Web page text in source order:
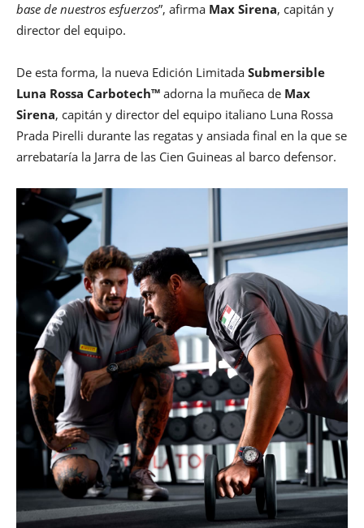
base de nuestros esfuerzos”, afirma Max Sirena, capitán y
director del equipo.
De esta forma, la nueva Edición Limitada Submersible
Luna Rossa Carbotech™ adorna la muñeca de Max
Sirena, capitán y director del equipo italiano Luna Rossa
Prada Pirelli durante las regatas y ansiada final en la que se
arrebataría la Jarra de las Cien Guineas al barco defensor.